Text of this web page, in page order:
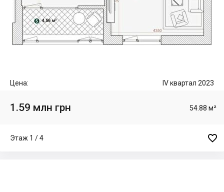
Цена: IV квартал 2023
1.59 млн грн 54.88 м²
Этаж 1 / 4 